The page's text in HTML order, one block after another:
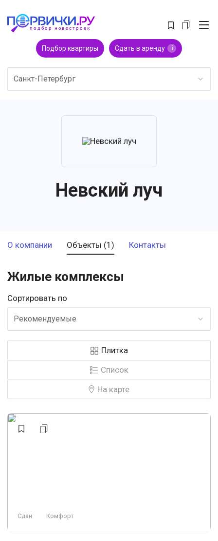
Подбор квартиры Сдать в аренду i
Санкт-Петербург
Невский луч
О компании Объекты (1) Контакты
Жилые комплексы
Сортировать по
Рекомендуемые
Плитка
Список
На карте
Сдан Комфорт